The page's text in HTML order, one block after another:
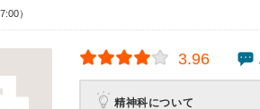
）
3.96
精神科について